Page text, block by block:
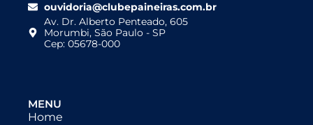
ouvidoria@clubepaineiras.com.br
Av. Dr. Alberto Penteado, 605
Morumbi, São Paulo - SP
Cep: 05678-000
MENU
Home